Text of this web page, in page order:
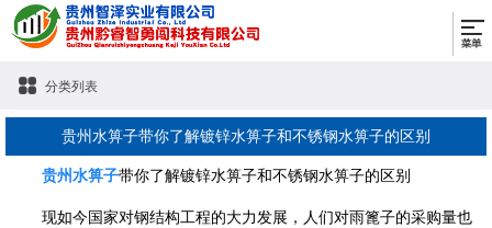
分类列表
贵州水箅子带你了解镀锌水箅子和不锈钢水箅子的区别
贵州水箅子带你了解镀锌水箅子和不锈钢水箅子的区别
现如今国家对钢结构工程的大力发展，人们对雨篦子的采购量也